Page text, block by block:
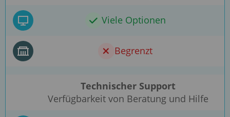
Viele Optionen
Begrenzt
Technischer Support
Verfügbarkeit von Beratung und Hilfe